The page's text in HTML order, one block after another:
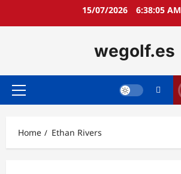
15/07/2026 6:38:06 AM
wegolf.es
Primary
Home Ethan Rivers